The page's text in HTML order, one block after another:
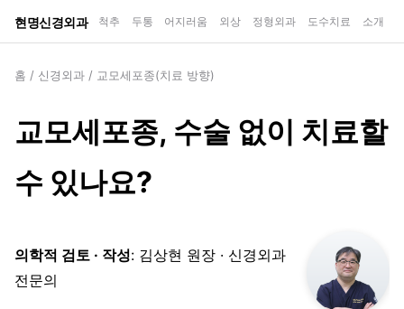
현명신경외과 척추 두통 어지러움 외상 정형외과 도수치료 소개
홈 / 신경외과 / 교모세포종(치료 방향)
교모세포종, 수술 없이 치료할
수 있나요?
의학적 검토 · 작성: 김상현 원장 · 신경외과
전문의